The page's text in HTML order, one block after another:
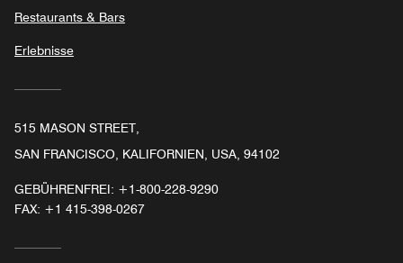
Restaurants & Bars
Erlebnisse
515 MASON STREET,
SAN FRANCISCO, KALIFORNIEN, USA, 94102
GEBÜHRENFREI: +1-800-228-9290
FAX: +1 415-398-0267